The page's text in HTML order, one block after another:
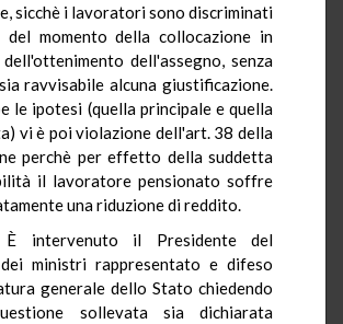
sicchè i lavoratori sono discriminati
del momento della collocazione in
dell'assegno, senza
ravvisabile alcuna giustificazione.
le ipotesi (quella principale e quella
vi è poi violazione dell'art. 38 della
perchè per effetto della suddetta
il lavoratore pensionato soffre
una riduzione di reddito.
intervenuto il Presidente del
ministri rappresentato e difeso
generale dello Stato chiedendo
sollevata sia dichiarata